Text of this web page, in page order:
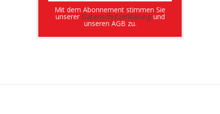
Mit dem Abonnement stimmen Sie
unserer Datenschutzerklärungund
unseren AGB zu.